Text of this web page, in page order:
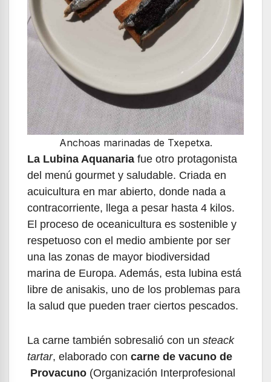
Anchoas marinadas de Txepetxa.
La Lubina Aquanaria fue otro protagonista
del menú gourmet y saludable. Criada en
acuicultura en mar abierto, donde nada a
contracorriente, llega a pesar hasta 4 kilos.
El proceso de oceanicultura es sostenible y
respetuoso con el medio ambiente por ser
una las zonas de mayor biodiversidad
marina de Europa. Además, esta lubina está
libre de anisakis, uno de los problemas para
la salud que pueden traer ciertos pescados.
La carne también sobresalió con un steack
tartar, elaborado con carne de vacuno de
Provacuno (Organización Interprofesional